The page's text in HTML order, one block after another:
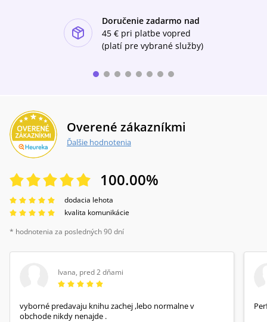
Doručenie zadarmo nad
45 € pri platbe vopred
(platí pre vybrané služby)
Overené zákazníkmi
Ďalšie hodnotenia
100.00%
dodacia lehota
kvalita komunikácie
* hodnotenia za posledných 90 dní
Ivana, pred 2 dňami
vyborné predavaju knihu zachej ,lebo normalne v
obchode nikdy nenajde .